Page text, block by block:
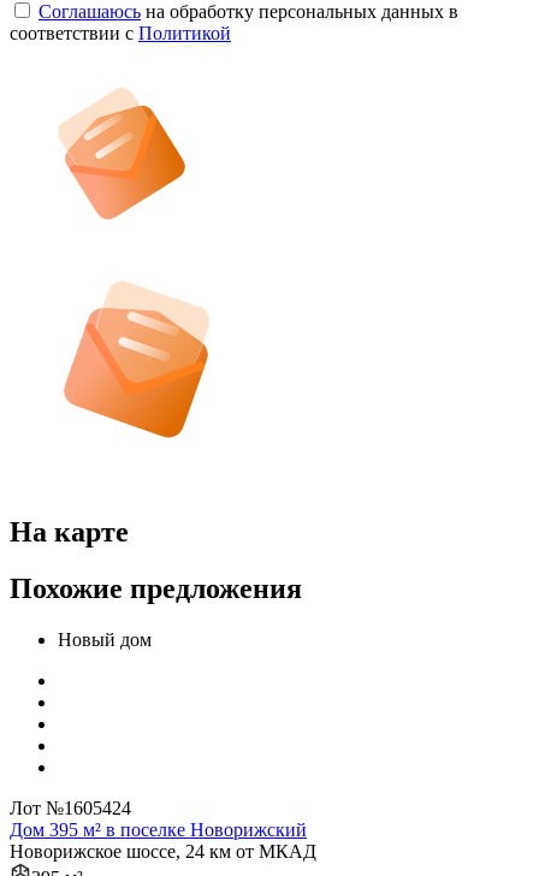
Соглашаюсь на обработку персональных данных в
соответствии с Политикой
На карте
Похожие предложения
Новый дом
Лот №1605424
Дом 395 м² в поселке Новорижский
Новорижское шоссе, 24 км от МКАД